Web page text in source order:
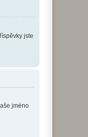
jste
jméno